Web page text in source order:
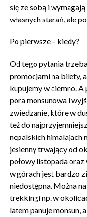
się ze sobą i
własnych starań, ale
Po pierwsze – kiedy?
Od tego pytania
promocjami na bilety,
kupujemy w ciemno.
pora monsunowa i
zwiedzanie, które w
też do
nepalskich himalajach
jesienny trwający od
połowy listopada
w górach jest bardzo
niedostępna. Można
trekkingi np. w
latem panuje monsun,